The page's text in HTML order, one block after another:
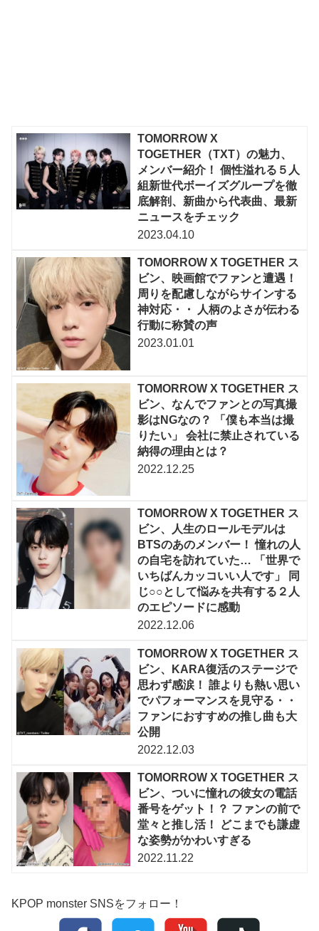
TOMORROW X
TOGETHER（TXT）の魅力、
メンバー紹介！ 個性溢れる５人
組新世代ボーイズグループを徹
底解剖、新曲から代表曲、最新
ニュースをチェック
2023.04.10
TOMORROW X TOGETHER ス
ビン、映画館でファンと遭遇！
周りを配慮しながらサインする
神対応・・ 人柄のよさが伝わる
行動に称賛の声
2023.01.01
TOMORROW X TOGETHER ス
ビン、なんでファンとの写真撮
影はNGなの？ 「僕も本当は撮
りたい」 会社に禁止されている
納得の理由とは？
2022.12.25
TOMORROW X TOGETHER ス
ビン、人生のロールモデルは
BTSのあのメンバー！ 憧れの人
の自宅を訪れていた… 「世界で
いちばんカッコいい人です」 同
じ○○として悩みを共有する２人
のエピソードに感動
2022.12.06
TOMORROW X TOGETHER ス
ビン、KARA復活のステージで
思わず感涙！ 誰よりも熱い思い
でパフォーマンスを見守る・・
ファンにおすすめの推し曲も大
公開
2022.12.03
TOMORROW X TOGETHER ス
ビン、ついに憧れの彼女の電話
番号をゲット！？ ファンの前で
堂々と推し活！ どこまでも謙虚
な姿勢がかわいすぎる
2022.11.22
KPOP monster SNSをフォロー！